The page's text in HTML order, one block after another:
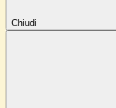
Chiudi